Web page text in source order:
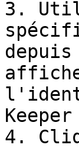
3.
4.